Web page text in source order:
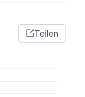
Teilen